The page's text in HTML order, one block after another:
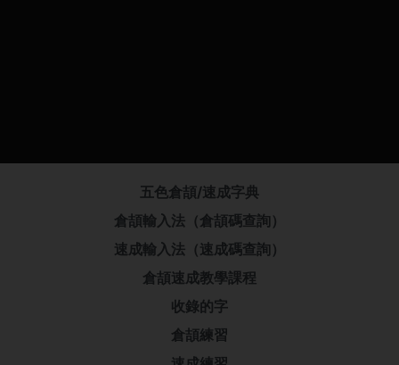
五色倉頡/速成字典
倉頡輸入法（倉頡碼查詢）
速成輸入法（速成碼查詢）
倉頡速成教學課程
收錄的字
倉頡練習